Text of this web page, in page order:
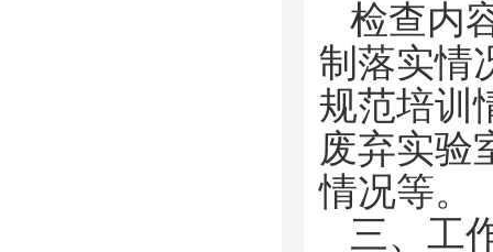
检查内
制落实情
规范培训
废弃实验
情况等。
三、工